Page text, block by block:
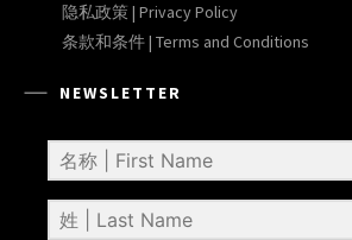
隐私政策 | Privacy Policy
条款和条件 | Terms and Conditions
NEWSLETTER